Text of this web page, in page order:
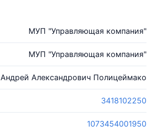
МУП "Управляющая компания"
МУП "Управляющая компания"
Андрей Александрович Полицеймако
3418102250
1073454001950